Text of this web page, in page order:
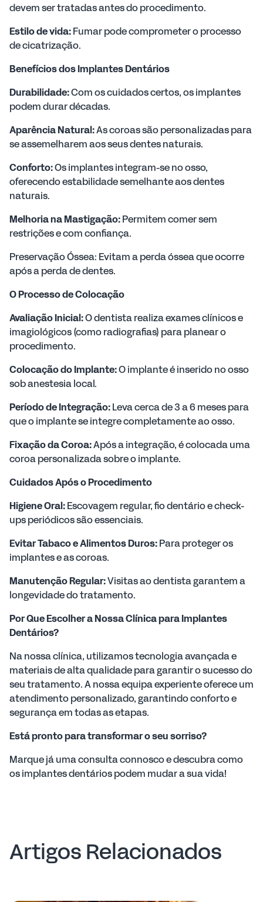
devem ser tratadas antes do procedimento.
Estilo de vida: Fumar pode comprometer o processo
de cicatrização.
Benefícios dos Implantes Dentários
Durabilidade: Com os cuidados certos, os implantes
podem durar décadas.
Aparência Natural: As coroas são personalizadas para
se assemelharem aos seus dentes naturais.
Conforto: Os implantes integram-se no osso,
oferecendo estabilidade semelhante aos dentes
naturais.
Melhoria na Mastigação: Permitem comer sem
restrições e com confiança.
Preservação Óssea: Evitam a perda óssea que ocorre
após a perda de dentes.
O Processo de Colocação
Avaliação Inicial: O dentista realiza exames clínicos e
imagiológicos (como radiografias) para planear o
procedimento.
Colocação do Implante: O implante é inserido no osso
sob anestesia local.
Período de Integração: Leva cerca de 3 a 6 meses para
que o implante se integre completamente ao osso.
Fixação da Coroa: Após a integração, é colocada uma
coroa personalizada sobre o implante.
Cuidados Após o Procedimento
Higiene Oral: Escovagem regular, fio dentário e check-
ups periódicos são essenciais.
Evitar Tabaco e Alimentos Duros: Para proteger os
implantes e as coroas.
Manutenção Regular: Visitas ao dentista garantem a
longevidade do tratamento.
Por Que Escolher a Nossa Clínica para Implantes
Dentários?
Na nossa clínica, utilizamos tecnologia avançada e
materiais de alta qualidade para garantir o sucesso do
seu tratamento. A nossa equipa experiente oferece um
atendimento personalizado, garantindo conforto e
segurança em todas as etapas.
Está pronto para transformar o seu sorriso?
Marque já uma consulta connosco e descubra como
os implantes dentários podem mudar a sua vida!
Artigos Relacionados